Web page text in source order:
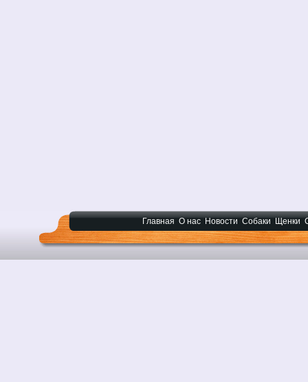
Главная О нас Новости Собаки Щенки